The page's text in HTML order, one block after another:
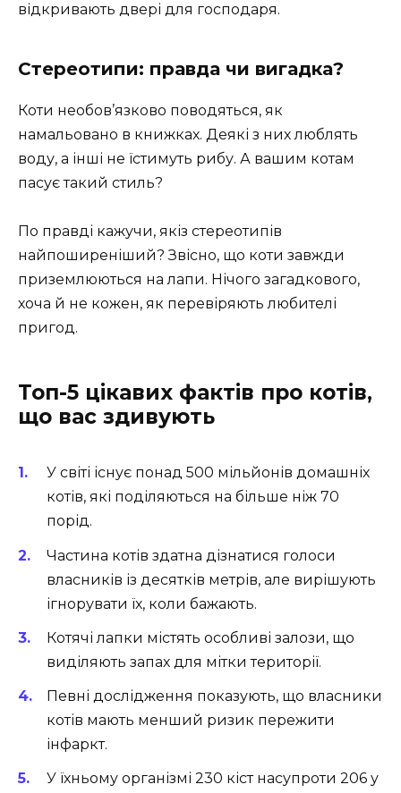
відкривають двері для господаря.
Стереотипи: правда чи вигадка?
Коти необов’язково поводяться, як
намальовано в книжках. Деякі з них люблять
воду, а інші не їстимуть рибу. А вашим котам
пасує такий стиль?
По правді кажучи, якіз стереотипів
найпоширеніший? Звісно, що коти завжди
приземлюються на лапи. Нічого загадкового,
хоча й не кожен, як перевіряють любителі
пригод.
Топ-5 цікавих фактів про котів,
що вас здивують
У світі існує понад 500 мільйонів домашніх
котів, які поділяються на більше ніж 70
порід.
Частина котів здатна дізнатися голоси
власників із десятків метрів, але вирішують
ігнорувати їх, коли бажають.
Котячі лапки містять особливі залози, що
виділяють запах для мітки території.
Певні дослідження показують, що власники
котів мають менший ризик пережити
інфаркт.
У їхньому організмі 230 кіст насупроти 206 у